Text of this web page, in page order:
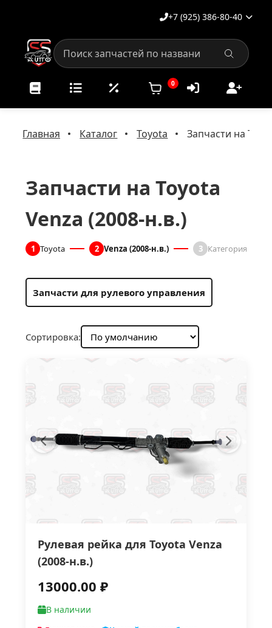
+7 (925) 386-80-40
0
Главная Каталог Toyota Запчасти на
Запчасти на Toyota
Venza (2008-н.в.)
1 Toyota 2 Venza (2008-н.в.) 3 Категория
Запчасти для рулевого управления
Сортировка:
Рулевая рейка для Toyota Venza
(2008-н.в.)
13000.00 ₽
В наличии